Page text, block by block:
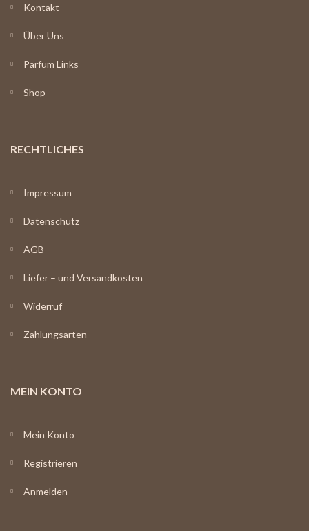
Kontakt
Über Uns
Parfum Links
Shop
RECHTLICHES
Impressum
Datenschutz
AGB
Liefer – und Versandkosten
Widerruf
Zahlungsarten
MEIN KONTO
Mein Konto
Registrieren
Anmelden